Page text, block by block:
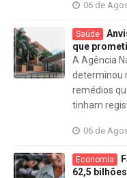
06 de
Saúde
que
A Agência
determinou
remédios
tinham
06 de
Economia
62,5